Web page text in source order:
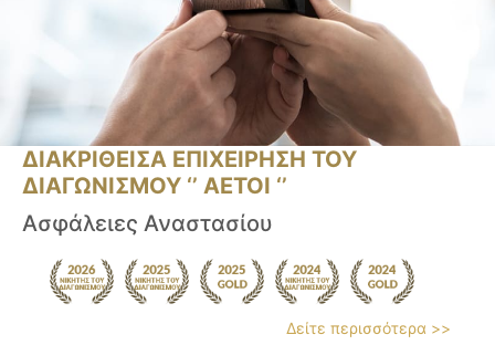
ΔΙΑΚΡΙΘΕΙΣΑ ΕΠΙΧΕΙΡΗΣΗ ΤΟΥ
ΔΙΑΓΩΝΙΣΜΟΥ ‘’ ΑΕΤΟΙ ‘’
Ασφάλειες Αναστασίου
Δείτε περισσότερα >>